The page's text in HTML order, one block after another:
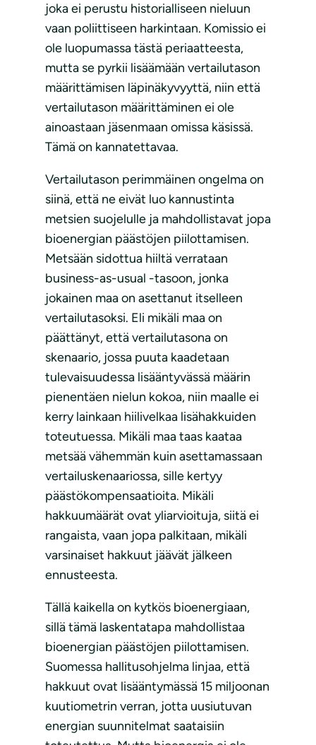
joka ei perustu historialliseen nieluun
vaan poliittiseen harkintaan. Komissio ei
ole luopumassa tästä periaatteesta,
mutta se pyrkii lisäämään vertailutason
määrittämisen läpinäkyvyyttä, niin että
vertailutason määrittäminen ei ole
ainoastaan jäsenmaan omissa käsissä.
Tämä on kannatettavaa.
Vertailutason perimmäinen ongelma on
siinä, että ne eivät luo kannustinta
metsien suojelulle ja mahdollistavat jopa
bioenergian päästöjen piilottamisen.
Metsään sidottua hiiltä verrataan
business-as-usual -tasoon, jonka
jokainen maa on asettanut itselleen
vertailutasoksi. Eli mikäli maa on
päättänyt, että vertailutasona on
skenaario, jossa puuta kaadetaan
tulevaisuudessa lisääntyvässä määrin
pienentäen nielun kokoa, niin maalle ei
kerry lainkaan hiilivelkaa lisähakkuiden
toteutuessa. Mikäli maa taas kaataa
metsää vähemmän kuin asettamassaan
vertailuskenaariossa, sille kertyy
päästökompensaatioita. Mikäli
hakkuumäärät ovat yliarvioituja, siitä ei
rangaista, vaan jopa palkitaan, mikäli
varsinaiset hakkuut jäävät jälkeen
ennusteesta.
Tällä kaikella on kytkös bioenergiaan,
sillä tämä laskentatapa mahdollistaa
bioenergian päästöjen piilottamisen.
Suomessa hallitusohjelma linjaa, että
hakkuut ovat lisääntymässä 15 miljoonan
kuutiometrin verran, jotta uusiutuvan
energian suunnitelmat saataisiin